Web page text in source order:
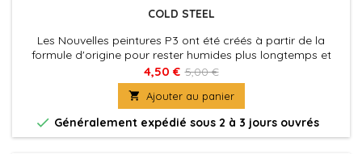
COLD STEEL
Les Nouvelles peintures P3 ont été créés à partir de la
formule d'origine pour rester humides plus longtemps et
permettre aux peintres de travailler les couleurs plus
facilement sur les figurines. La nouvelle formule des P3 à été
également optimisé au niveau de la charge pigmentaire
afin d'obtenir des couleurs riches et éclatantes, sans perdre
la...
4,50 € 5,00 €
 Ajouter au panier
 Généralement expédié sous 2 à 3 jours ouvrés